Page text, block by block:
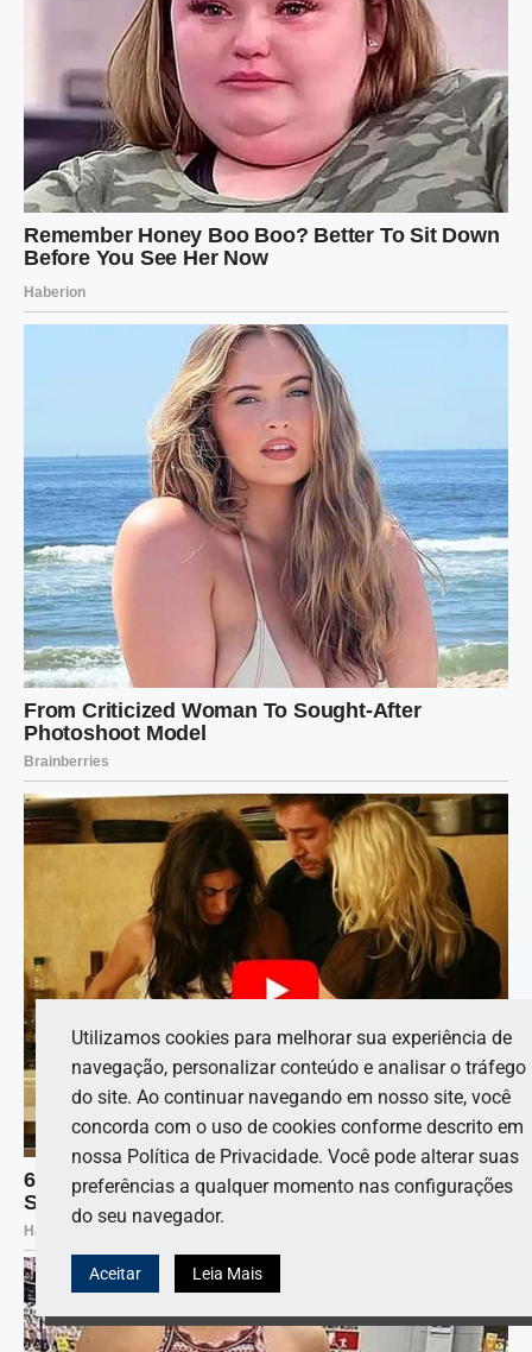
Utilizamos cookies para melhorar sua experiência de
navegação, personalizar conteúdo e analisar o tráfego
do site. Ao continuar navegando em nosso site, você
concorda com o uso de cookies conforme descrito em
nossa Política de Privacidade. Você pode alterar suas
preferências a qualquer momento nas configurações
do seu navegador.
Aceitar Leia Mais